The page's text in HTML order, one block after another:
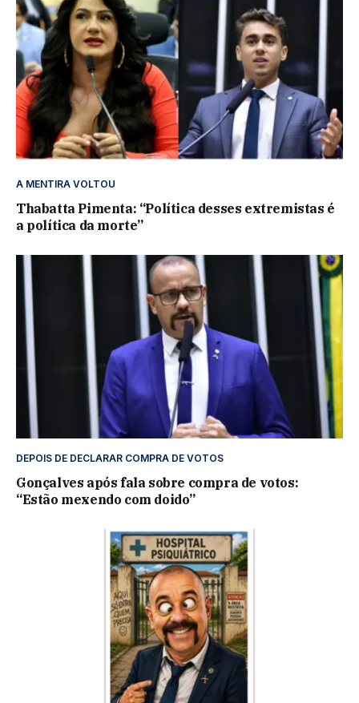
A MENTIRA VOLTOU
Thabatta Pimenta: “Política desses extremistas é
a política da morte”
DEPOIS DE DECLARAR COMPRA DE VOTOS
Gonçalves após fala sobre compra de votos:
“Estão mexendo com doido”